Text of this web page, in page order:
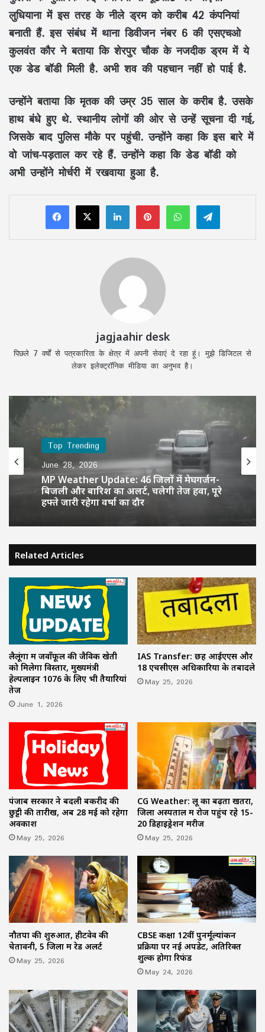
लुधियाना में इस तरह के नीले ड्रम को करीब 42 कंपनियां
बनाती हैं. इस संबंध में थाना डिवीजन नंबर 6 की एसएचओ
कुलवंत कौर ने बताया कि शेरपुर चौक के नजदीक ड्रम में ये
एक डेड बॉडी मिली है. अभी शव की पहचान नहीं हो पाई है.
उन्होंने बताया कि मृतक की उम्र 35 साल के करीब है. उसके
हाथ बंधे हुए थे. स्थानीय लोगों की ओर से उन्हें सूचना दी गई,
जिसके बाद पुलिस मौके पर पहुंची. उन्होंने कहा कि इस बारे में
वो जांच-पड़ताल कर रहे हैं. उन्होंने कहा कि डेड बॉडी को
अभी उन्होंने मोर्चरी में रखवाया हुआ है.
LinkedInPinterestWhatsAppTelegram
jagjaahir desk
पिछले 7 वर्षों से पत्रकारिता के क्षेत्र में अपनी सेवाएं दे रहा हूं। मुझे डिजिटल से
लेकर इलेक्ट्रॉनिक मीडिया का अनुभव है।
Top Trending
June 28, 2026
MP Weather Update: 46 जिलों में मेघगर्जन-
बिजली और बारिश का अलर्ट, चलेगी तेज हवा, पूरे
हफ्ते जारी रहेगा वर्षा का दौर
Related Articles
लैलूंगा में जवाँफूल की जैविक खेती
को मिलेगा विस्तार, मुख्यमंत्री
हेल्पलाइन 1076 के लिए भी तैयारियां
तेज
June 1, 2026
IAS Transfer: छह आईएएस और
18 एचसीएस अधिकारियों के तबादले
May 25, 2026
पंजाब सरकार ने बदली बकरीद की
छुट्टी की तारीख, अब 28 मई को रहेगा
अवकाश
May 25, 2026
CG Weather: लू का बढ़ता खतरा,
जिला अस्पताल में रोज पहुंच रहे 15-
20 डिहाइड्रेशन मरीज
May 25, 2026
नौतपा की शुरुआत, हीटवेव की
चेतावनी, 5 जिलों में रेड अलर्ट
May 25, 2026
CBSE कक्षा 12वीं पुनर्मूल्यांकन
प्रक्रिया पर नई अपडेट, अतिरिक्त
शुल्क होगा रिफंड
May 24, 2026